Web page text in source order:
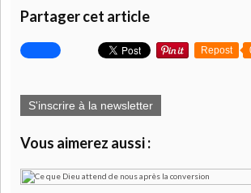
Partager cet article
Repost
S'inscrire à la newsletter
Vous aimerez aussi :